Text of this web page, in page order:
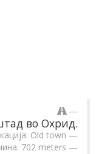
во Охрид.
Old town
702 meters